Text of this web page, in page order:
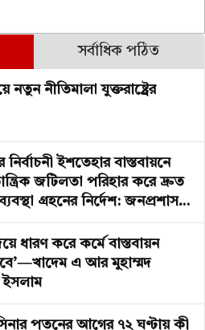
সর্বাধিক পঠিত
নতুন নীতিমালা যুক্তরাষ্ট্রের
ইশতেহার বাস্তবায়নে
জটিলতা পরিহার করে দ্রুত
গ্রহনের নির্দেশ: জনপ্রশাসন
ধারণ করে কর্মে বাস্তবায়ন
এ আর মুহাম্মদ
পতনের আগের ৭২ ঘণ্টায় কী